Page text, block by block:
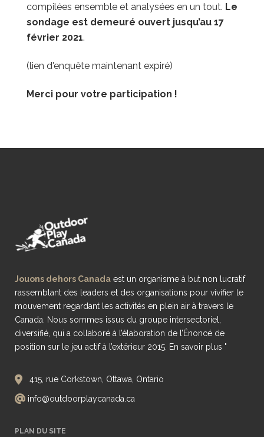
compilées ensemble et analysées en un tout. Le
sondage est demeuré ouvert jusqu’au 17
février 2021.
(lien d'enquête maintenant expiré)
Merci pour votre participation !
Jouons dehors Canada est un organisme à but non lucratif
rassemblant des leaders et des organisations pour vivifier le
mouvement regardant les activités en plein air à travers le
Canada. Nous sommes issus du groupe intersectoriel,
diversifié, qui a collaboré à l’élaboration de l’Énoncé de
position sur le jeu actif à l’extérieur 2015. En savoir plus "
415, rue Corkstown, Ottawa, Ontario
info@outdoorplaycanada.ca
PLAN DU SITE